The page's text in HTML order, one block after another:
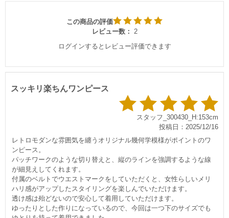
この商品の評価
レビュー数：
2
ログインするとレビュー評価できます
スッキリ楽ちんワンピース
スタッフ_300430_H:153cm
投稿日：2025/12/16
レトロモダンな雰囲気を纏うオリジナル幾何学模様がポイントのワ
ンピース。
パッチワークのような切り替えと、縦のラインを強調するような線
が細見えしてくれます。
付属のベルトでウエストマークをしていただくと、女性らしいメリ
ハリ感がアップしたスタイリングを楽しんでいただけます。
透け感は殆どないので安心して着用していただけます。
ゆったりとした作りになっているので、今回は一つ下のサイズでも